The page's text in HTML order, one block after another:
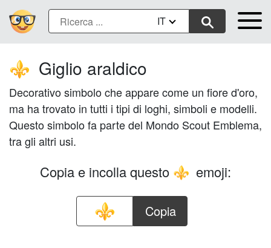
IT
⚜️ Giglio araldico
Decorativo simbolo che appare come un fiore d'oro,
ma ha trovato in tutti i tipi di loghi, simboli e modelli.
Questo simbolo fa parte del Mondo Scout Emblema,
tra gli altri usi.
Copia e incolla questo ⚜️ emoji:
Copia